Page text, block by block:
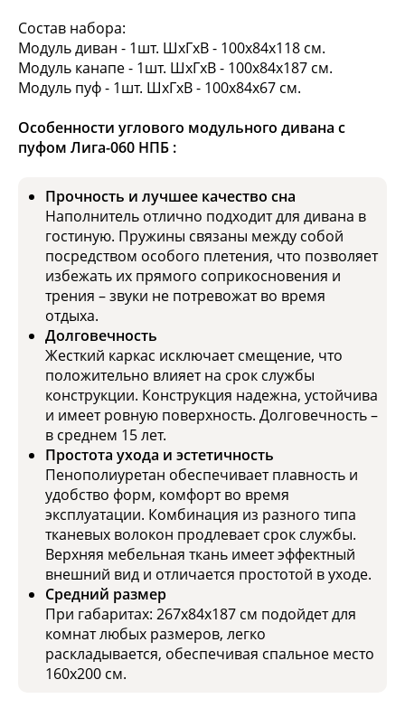
Состав набора:
Модуль диван - 1шт. ШхГхВ - 100х84х118 см.
Модуль канапе - 1шт. ШхГхВ - 100х84х187 см.
Модуль пуф - 1шт. ШхГхВ - 100х84х67 см.
Особенности углового модульного дивана с
пуфом Лига-060 НПБ :
Прочность и лучшее качество сна
Наполнитель отлично подходит для дивана в
гостиную. Пружины связаны между собой
посредством особого плетения, что позволяет
избежать их прямого соприкосновения и
трения – звуки не потревожат во время
отдыха.
Долговечность
Жесткий каркас исключает смещение, что
положительно влияет на срок службы
конструкции. Конструкция надежна, устойчива
и имеет ровную поверхность. Долговечность –
в среднем 15 лет.
Простота ухода и эстетичность
Пенополиуретан обеспечивает плавность и
удобство форм, комфорт во время
эксплуатации. Комбинация из разного типа
тканевых волокон продлевает срок службы.
Верхняя мебельная ткань имеет эффектный
внешний вид и отличается простотой в уходе.
Средний размер
При габаритах: 267x84x187 см подойдет для
комнат любых размеров, легко
раскладывается, обеспечивая спальное место
160x200 см.